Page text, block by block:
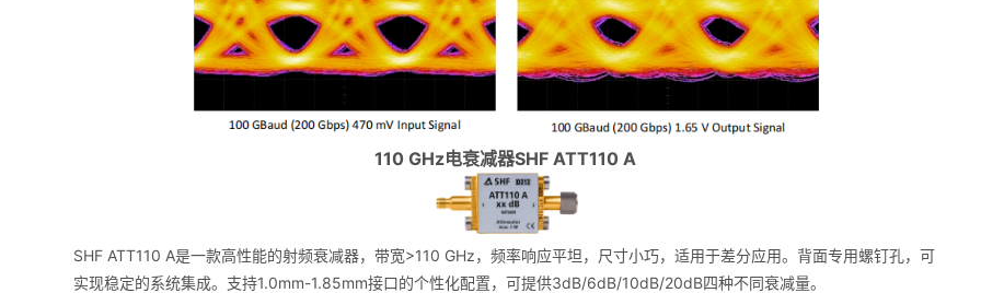
110 GHz电衰减器SHF ATT110 A
SHF ATT110 A是一款高性能的射频衰减器，带宽>110 GHz，频率响应平坦，尺寸小巧，适用于差分应用。背面专用螺钉孔，可
实现稳定的系统集成。支持1.0mm-1.85mm接口的个性化配置，可提供3dB/6dB/10dB/20dB四种不同衰减量。